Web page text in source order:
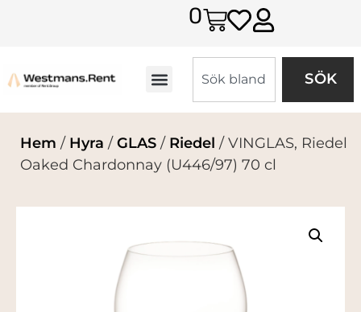
0
SÖK
Hem / Hyra / GLAS / Riedel / VINGLAS, Riedel
Oaked Chardonnay (U446/97) 70 cl